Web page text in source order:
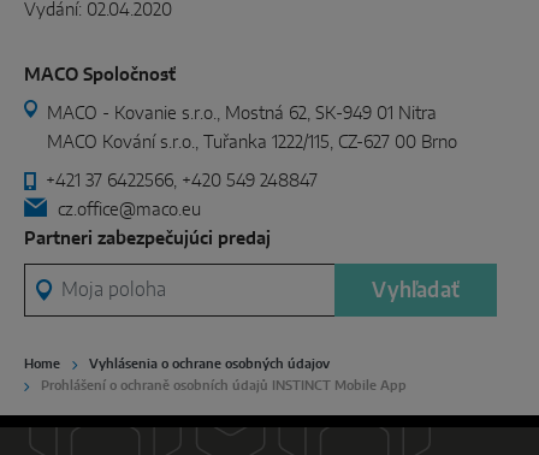
Vydání: 02.04.2020
MACO Spoločnosť
MACO - Kovanie s.r.o., Mostná 62, SK-949 01 Nitra
MACO Kování s.r.o., Tuřanka 1222/115, CZ-627 00 Brno
+421 37 6422566, +420 549 248847
cz.office@maco.eu
Partneri zabezpečujúci predaj
Moja poloha
Vyhľadať
Home
Vyhlásenia o ochrane osobných údajov
Prohlášení o ochraně osobních údajů INSTINCT Mobile App